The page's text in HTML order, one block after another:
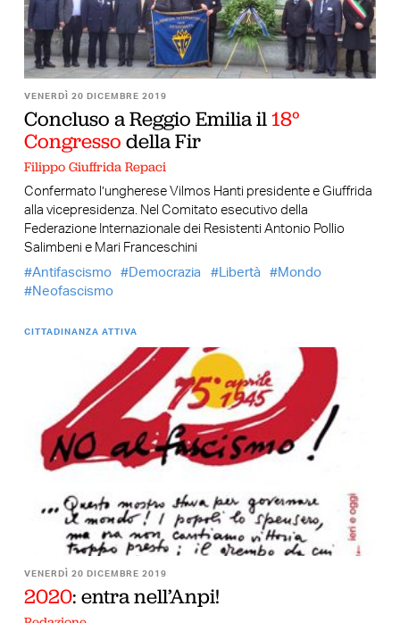
VENERDÌ 20 DICEMBRE 2019
Concluso a Reggio Emilia il18°
Congresso della Fir
Filippo Giuffrida Repaci
Confermato l’ungherese Vilmos Hanti presidente e Giuffrida
alla vicepresidenza. Nel Comitato esecutivo della
Federazione Internazionale dei Resistenti Antonio Pollio
Salimbeni e Mari Franceschini
Antifascismo
Democrazia Libertà
Mondo
Neofascismo
CITTADINANZA ATTIVA
VENERDÌ 20 DICEMBRE 2019
2020: entra nell’Anpi!